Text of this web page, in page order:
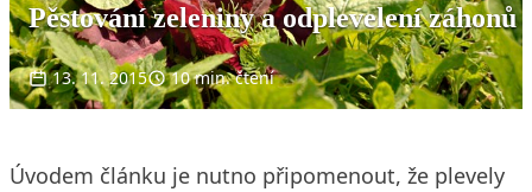
Pěstování zeleniny a odplevelení záhonů
13. 11. 2015 10 min. čtení
Úvodem článku je nutno připomenout, že plevely